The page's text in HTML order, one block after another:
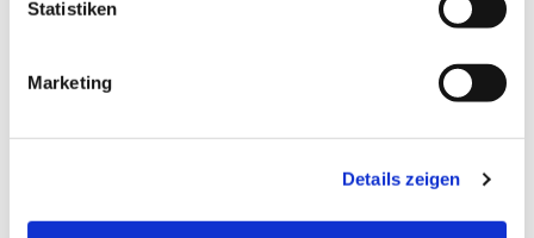
Statistiken
Marketing
Details zeigen